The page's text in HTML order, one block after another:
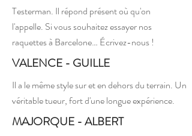
Testerman. Il répond présent où qu'on
l'appelle. Si vous souhaitez essayer nos
raquettes à Barcelone… Écrivez-nous !
VALENCE - GUILLE
Il a le même style sur et en dehors du terrain. Un
véritable tueur, fort d'une longue expérience.
MAJORQUE - ALBERT